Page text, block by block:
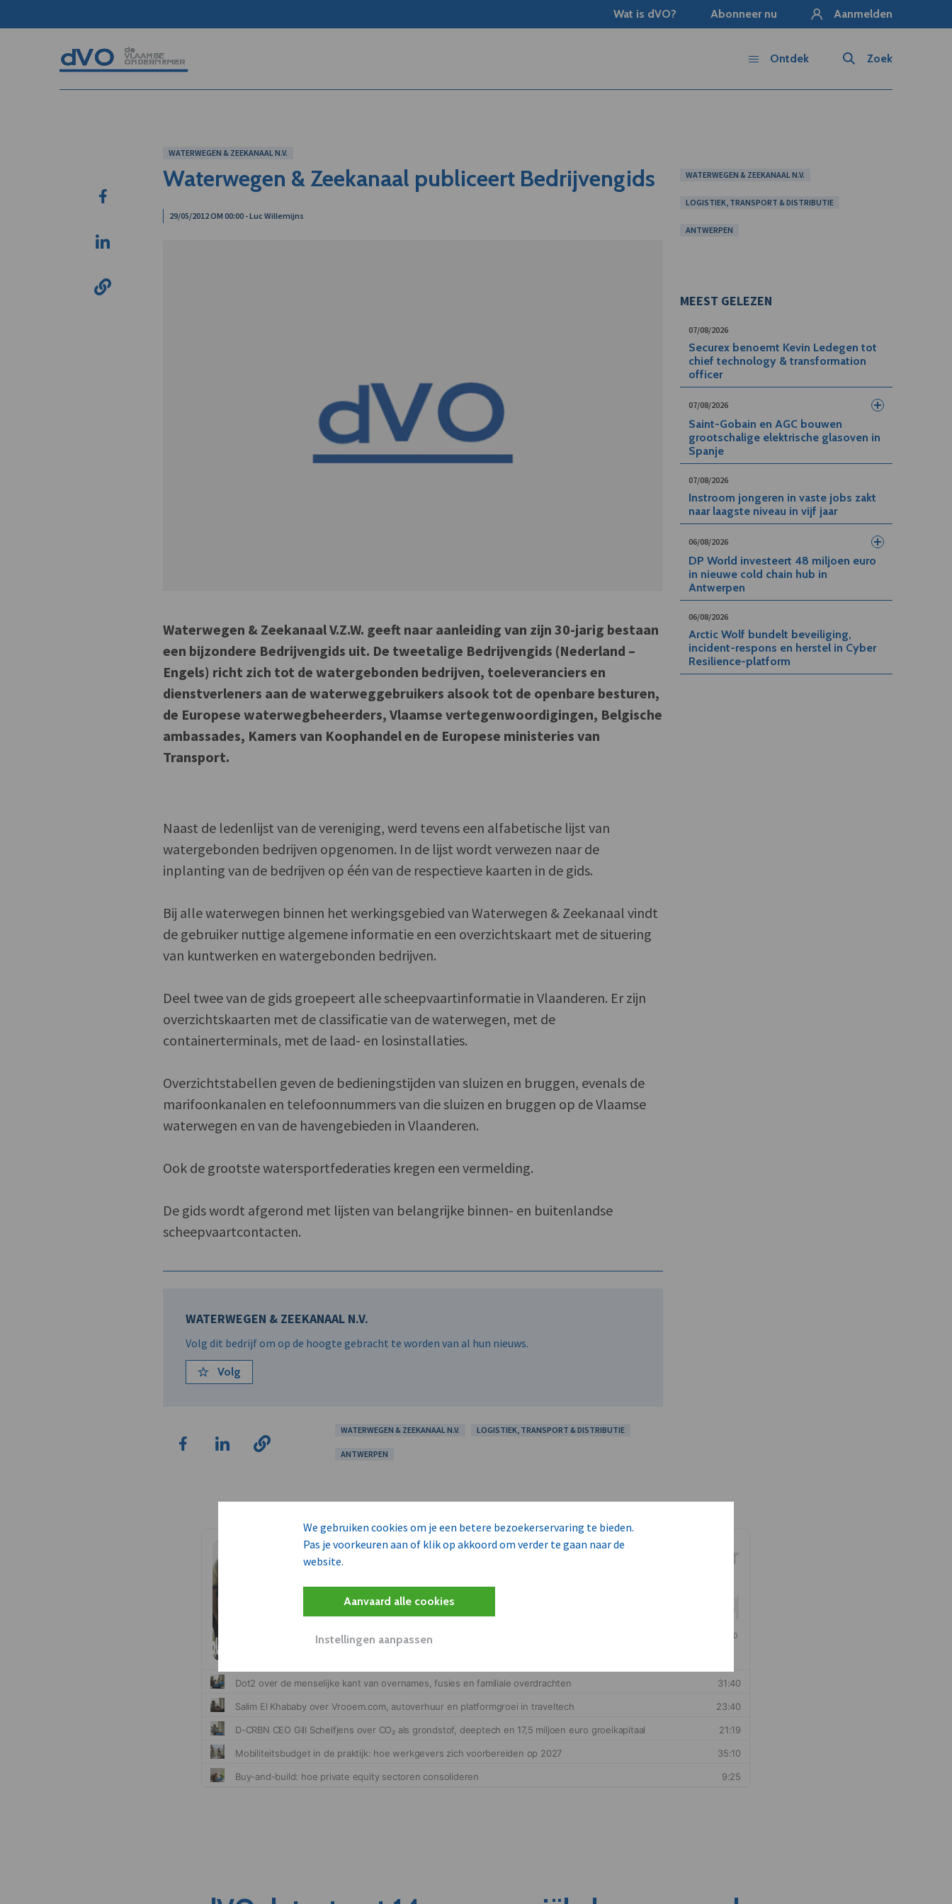
We gebruiken cookies om je een betere bezoekerservaring te bieden.
Pas je voorkeuren aan of klik op akkoord om verder te gaan naar de
website.
Aanvaard alle cookies
Instellingen aanpassen
Wat is dVO? Abonneer nu Aanmelden
Zoek
Ontdek
WATERWEGEN & ZEEKANAAL N.V.
Waterwegen & Zeekanaal publiceert Bedrijvengids
29/05/2012 OM 00:00 - Luc Willemijns
Waterwegen & Zeekanaal V.Z.W. geeft naar aanleiding van zijn 30-jarig bestaan
een bijzondere Bedrijvengids uit. De tweetalige Bedrijvengids (Nederland –
Engels) richt zich tot de watergebonden bedrijven, toeleveranciers en
dienstverleners aan de waterweggebruikers alsook tot de openbare besturen,
de Europese waterwegbeheerders, Vlaamse vertegenwoordigingen, Belgische
ambassades, Kamers van Koophandel en de Europese ministeries van
Transport.
Naast de ledenlijst van de vereniging, werd tevens een alfabetische lijst van
watergebonden bedrijven opgenomen. In de lijst wordt verwezen naar de
inplanting van de bedrijven op één van de respectieve kaarten in de gids.
Bij alle waterwegen binnen het werkingsgebied van Waterwegen & Zeekanaal vindt
de gebruiker nuttige algemene informatie en een overzichtskaart met de situering
van kuntwerken en watergebonden bedrijven.
Deel twee van de gids groepeert alle scheepvaartinformatie in Vlaanderen. Er zijn
overzichtskaarten met de classificatie van de waterwegen, met de
containerterminals, met de laad- en losinstallaties.
Overzichtstabellen geven de bedieningstijden van sluizen en bruggen, evenals de
marifoonkanalen en telefoonnummers van die sluizen en bruggen op de Vlaamse
waterwegen en van de havengebieden in Vlaanderen.
Ook de grootste watersportfederaties kregen een vermelding.
De gids wordt afgerond met lijsten van belangrijke binnen- en buitenlandse
scheepvaartcontacten.
WATERWEGEN & ZEEKANAAL N.V.
LOGISTIEK, TRANSPORT & DISTRIBUTIE
ANTWERPEN
MEEST GELEZEN
07/08/2026
Securex benoemt Kevin Ledegen tot
chief technology & transformation
officer
07/08/2026
Saint-Gobain en AGC bouwen
grootschalige elektrische glasoven in
Spanje
07/08/2026
Instroom jongeren in vaste jobs zakt
naar laagste niveau in vijf jaar
06/08/2026
DP World investeert 48 miljoen euro
in nieuwe cold chain hub in
Antwerpen
06/08/2026
Arctic Wolf bundelt beveiliging,
incident-respons en herstel in Cyber
Resilience-platform
WATERWEGEN & ZEEKANAAL N.V.
Volg dit bedrijf om op de hoogte gebracht te worden van al hun nieuws.
Volg
WATERWEGEN & ZEEKANAAL N.V. LOGISTIEK, TRANSPORT & DISTRIBUTIE
ANTWERPEN